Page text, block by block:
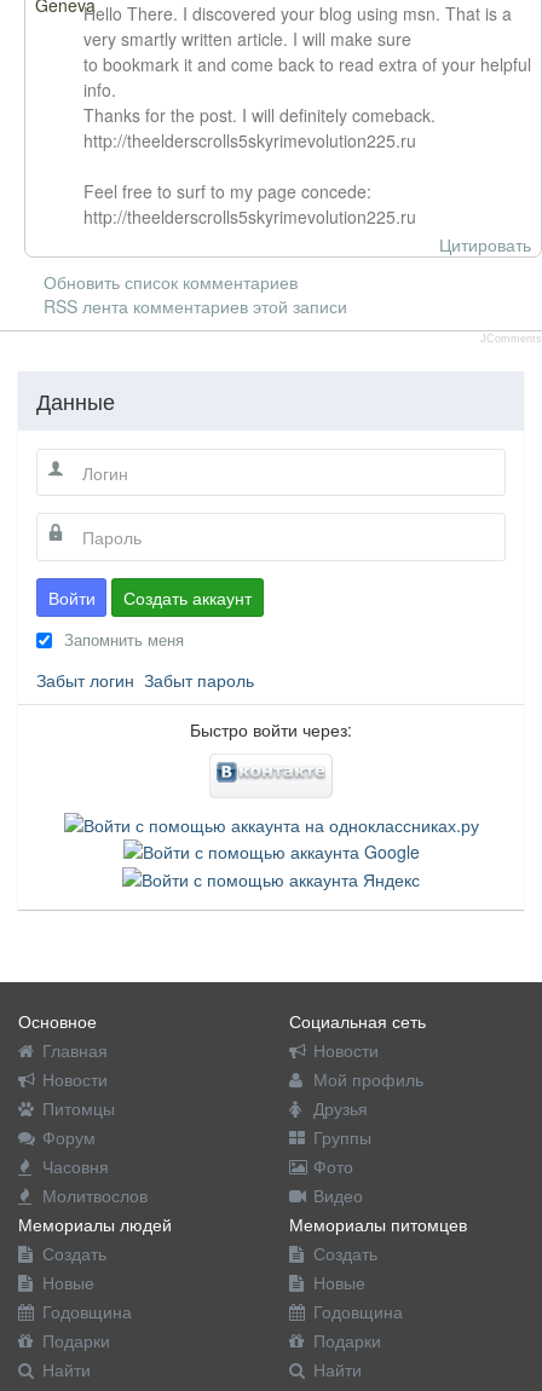
Hello There. I discovered your blog using msn. That is a
very smartly written article. I will make sure
to bookmark it and come back to read extra of your helpful
info.
Thanks for the post. I will definitely comeback.
http://theelderscrolls5skyrimevolution225.ru
Feel free to surf to my page concede:
http://theelderscrolls5skyrimevolution225.ru
Цитировать
Обновить список комментариев
RSS лента комментариев этой записи
JComments
Данные
Войти Создать аккаунт
Запомнить меня
Забыт логин Забыт пароль
Быстро войти через:
Основное
Главная
Новости
Питомцы
Форум
Часовня
Молитвослов
Социальная сеть
Новости
Мой профиль
Друзья
Группы
Фото
Видео
Мемориалы людей
Создать
Новые
Годовщина
Подарки
Найти
Мемориалы питомцев
Создать
Новые
Годовщина
Подарки
Найти